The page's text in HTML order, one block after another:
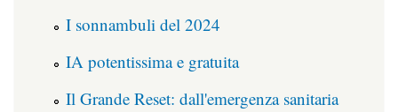
I sonnambuli del 2024
IA potentissima e gratuita
Il Grande Reset: dall'emergenza sanitaria